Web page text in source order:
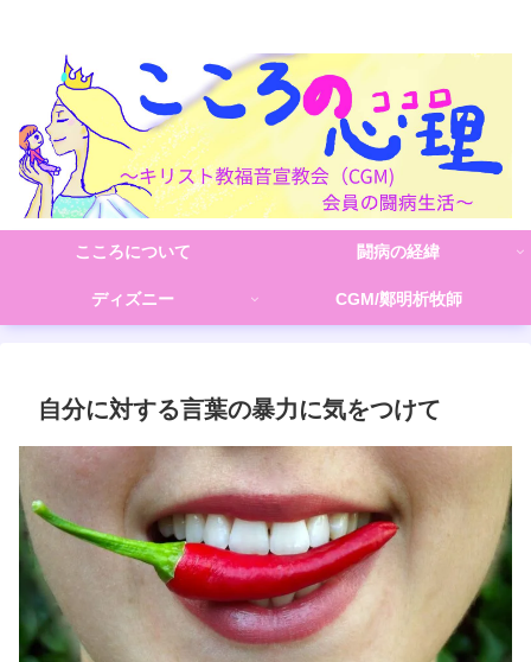
こころについて 闘病の経緯
ディズニー CGM/鄭明析牧師
自分に対する言葉の暴力に気をつけて